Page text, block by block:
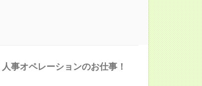
事オペレーションのお仕事！